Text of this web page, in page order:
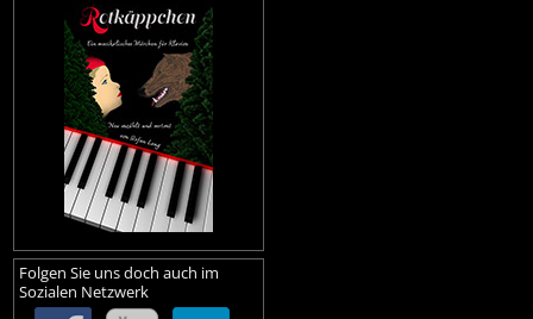
Folgen Sie uns doch auch im
Sozialen Netzwerk